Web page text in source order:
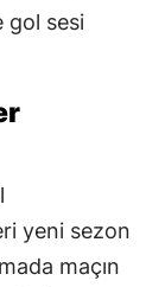
gol sesi
yeni sezon
maçın